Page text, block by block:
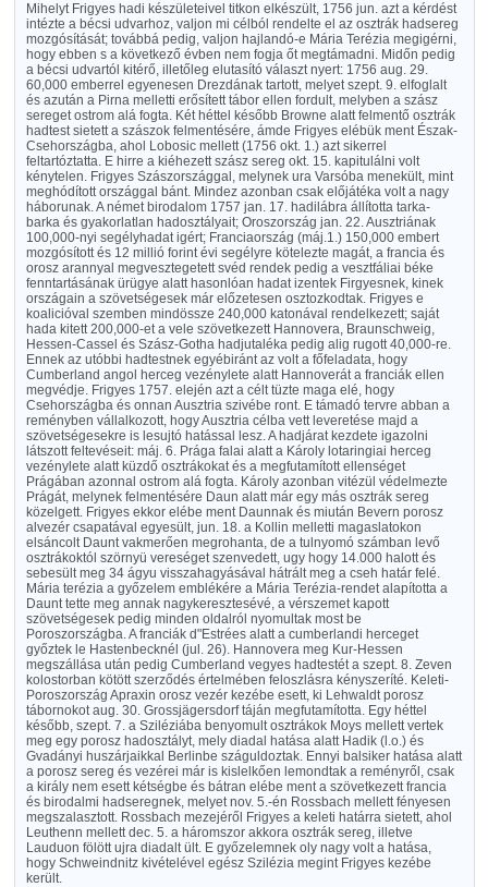
Mihelyt Frigyes hadi készületeivel titkon elkészült, 1756 jun. azt a kérdést
intézte a bécsi udvarhoz, valjon mi célból rendelte el az osztrák hadsereg
mozgósítását; továbbá pedig, valjon hajlandó-e Mária Terézia megigérni,
hogy ebben s a következő évben nem fogja őt megtámadni. Midőn pedig
a bécsi udvartól kitérő, illetőleg elutasító választ nyert: 1756 aug. 29.
60,000 emberrel egyenesen Drezdának tartott, melyet szept. 9. elfoglalt
és azután a Pirna melletti erősített tábor ellen fordult, melyben a szász
sereget ostrom alá fogta. Két héttel később Browne alatt felmentő osztrák
hadtest sietett a szászok felmentésére, ámde Frigyes elébük ment Észak-
Csehországba, ahol Lobosic mellett (1756 okt. 1.) azt sikerrel
feltartóztatta. E hirre a kiéhezett szász sereg okt. 15. kapitulálni volt
kénytelen. Frigyes Szászországgal, melynek ura Varsóba menekült, mint
meghódított országgal bánt. Mindez azonban csak előjátéka volt a nagy
háborunak. A német birodalom 1757 jan. 17. hadilábra állította tarka-
barka és gyakorlatlan hadosztályait; Oroszország jan. 22. Ausztriának
100,000-nyi segélyhadat igért; Franciaország (máj.1.) 150,000 embert
mozgósított és 12 millió forint évi segélyre kötelezte magát, a francia és
orosz arannyal megvesztegetett svéd rendek pedig a vesztfáliai béke
fenntartásának ürügye alatt hasonlóan hadat izentek Firgyesnek, kinek
országain a szövetségesek már előzetesen osztozkodtak. Frigyes e
koalicióval szemben mindössze 240,000 katonával rendelkezett; saját
hada kitett 200,000-et a vele szövetkezett Hannovera, Braunschweig,
Hessen-Cassel és Szász-Gotha hadjutaléka pedig alig rugott 40,000-re.
Ennek az utóbbi hadtestnek egyébiránt az volt a főfeladata, hogy
Cumberland angol herceg vezénylete alatt Hannoverát a franciák ellen
megvédje. Frigyes 1757. elején azt a célt tüzte maga elé, hogy
Csehországba és onnan Ausztria szivébe ront. E támadó tervre abban a
reményben vállalkozott, hogy Ausztria célba vett leveretése majd a
szövetségesekre is lesujtó hatással lesz. A hadjárat kezdete igazolni
látszott feltevéseit: máj. 6. Prága falai alatt a Károly lotaringiai herceg
vezénylete alatt küzdő osztrákokat és a megfutamított ellenséget
Prágában azonnal ostrom alá fogta. Károly azonban vitézül védelmezte
Prágát, melynek felmentésére Daun alatt már egy más osztrák sereg
közelgett. Frigyes ekkor elébe ment Daunnak és miután Bevern porosz
alvezér csapatával egyesült, jun. 18. a Kollin melletti magaslatokon
elsáncolt Daunt vakmerően megrohanta, de a tulnyomó számban levő
osztrákoktól szörnyü vereséget szenvedett, ugy hogy 14.000 halott és
sebesült meg 34 ágyu visszahagyásával hátrált meg a cseh határ felé.
Mária terézia a győzelem emblékére a Mária Terézia-rendet alapította a
Daunt tette meg annak nagykeresztesévé, a vérszemet kapott
szövetségesek pedig minden oldalról nyomultak most be
Poroszországba. A franciák d"Estrées alatt a cumberlandi herceget
győztek le Hastenbecknél (jul. 26). Hannovera meg Kur-Hessen
megszállása után pedig Cumberland vegyes hadtestét a szept. 8. Zeven
kolostorban kötött szerződés értelmében feloszlásra kényszeríté. Keleti-
Poroszország Apraxin orosz vezér kezébe esett, ki Lehwaldt porosz
tábornokot aug. 30. Grossjägersdorf táján megfutamította. Egy héttel
később, szept. 7. a Sziléziába benyomult osztrákok Moys mellett vertek
meg egy porosz hadosztályt, mely diadal hatása alatt Hadik (l.o.) és
Gvadányi huszárjaikkal Berlinbe száguldoztak. Ennyi balsiker hatása alatt
a porosz sereg és vezérei már is kislelkően lemondtak a reményről, csak
a király nem esett kétségbe és bátran elébe ment a szövetkezett francia
és birodalmi hadseregnek, melyet nov. 5.-én Rossbach mellett fényesen
megszalasztott. Rossbach mezejéről Frigyes a keleti határra sietett, ahol
Leuthenn mellett dec. 5. a háromszor akkora osztrák sereg, illetve
Lauduon fölött ujra diadalt ült. E győzelemnek oly nagy volt a hatása,
hogy Schweindnitz kivételével egész Szilézia megint Frigyes kezébe
került.